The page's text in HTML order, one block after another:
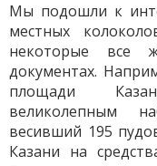
Мы подошли к
местных
некоторые все
документах.
площади
великолепным
весивший 195
Казани на